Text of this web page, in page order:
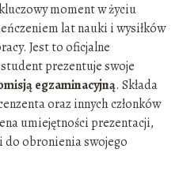
moment w życiu
lat nauki i wysiłków
Jest to oficjalne
prezentuje swoje
egzaminacyjną. Składa
oraz innych członków
umiejętności prezentacji,
do obronienia swojego